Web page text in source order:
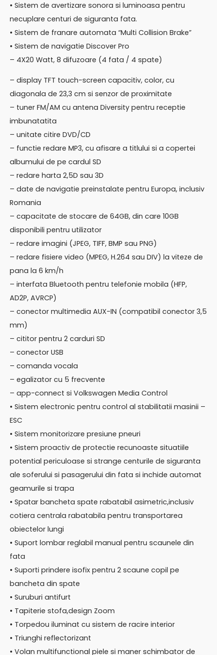
• Sistem de avertizare sonora si luminoasa pentru
necuplare centuri de siguranta fata.
• Sistem de franare automata “Multi Collision Brake”
• Sistem de navigatie Discover Pro
– 4X20 Watt, 8 difuzoare (4 fata / 4 spate)
– display TFT touch-screen capacitiv, color, cu
diagonala de 23,3 cm si senzor de proximitate
– tuner FM/AM cu antena Diversity pentru receptie
imbunatatita
– unitate citire DVD/CD
– functie redare MP3, cu afisare a titlului si a copertei
albumului de pe cardul SD
– redare harta 2,5D sau 3D
– date de navigatie preinstalate pentru Europa, inclusiv
Romania
– capacitate de stocare de 64GB, din care 10GB
disponibili pentru utilizator
– redare imagini (JPEG, TIFF, BMP sau PNG)
– redare fisiere video (MPEG, H.264 sau DIV) la viteze de
pana la 6 km/h
– interfata Bluetooth pentru telefonie mobila (HFP,
AD2P, AVRCP)
– conector multimedia AUX-IN (compatibil conector 3,5
mm)
– cititor pentru 2 carduri SD
– conector USB
– comanda vocala
– egalizator cu 5 frecvente
– app-connect si Volkswagen Media Control
• Sistem electronic pentru control al stabilitatii masinii –
ESC
• Sistem monitorizare presiune pneuri
• Sistem proactiv de protectie recunoaste situatiile
potential periculoase si strange centurile de siguranta
ale soferului si pasagerului din fata si inchide automat
geamurile si trapa
• Spatar bancheta spate rabatabil asimetric,inclusiv
cotiera centrala rabatabila pentru transportarea
obiectelor lungi
• Suport lombar reglabil manual pentru scaunele din
fata
• Suporti prindere isofix pentru 2 scaune copil pe
bancheta din spate
• Suruburi antifurt
• Tapiterie stofa,design Zoom
• Torpedou iluminat cu sistem de racire interior
• Triunghi reflectorizant
• Volan multifunctional piele si maner schimbator de